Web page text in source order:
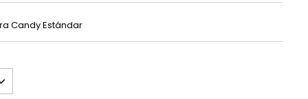
Candy Estándar